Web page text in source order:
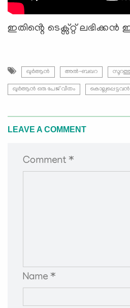
ഇതിൻ്റെ ടെക്സ്റ്റ് ലഭിക്കൻ
ഖുർആൻ അൽ-ബഖറ
ഖുർആൻ ഒരു പേജ് വീതം
LEAVE A COMMENT
Comment *
Name *